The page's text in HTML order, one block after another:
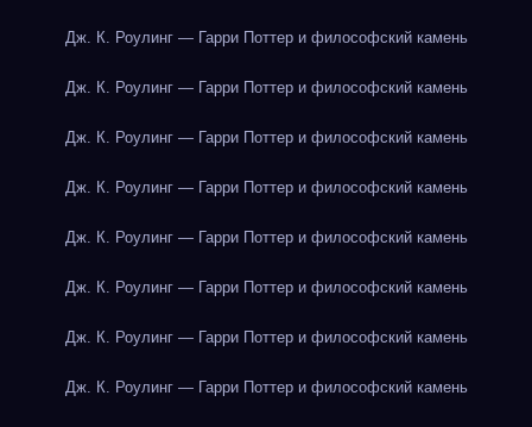
Дж. К. Роулинг — Гарри Поттер и философский камень
Дж. К. Роулинг — Гарри Поттер и философский камень
Дж. К. Роулинг — Гарри Поттер и философский камень
Дж. К. Роулинг — Гарри Поттер и философский камень
Дж. К. Роулинг — Гарри Поттер и философский камень
Дж. К. Роулинг — Гарри Поттер и философский камень
Дж. К. Роулинг — Гарри Поттер и философский камень
Дж. К. Роулинг — Гарри Поттер и философский камень